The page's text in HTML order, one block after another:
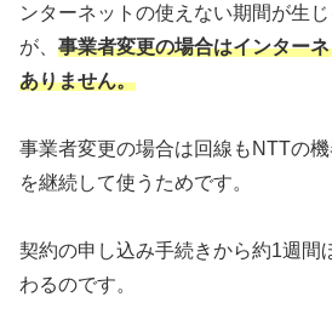
ンターネットの使えない期間が生
が、 事業者変更の場合はインター
ありません。
事業者変更の場合は回線もNTTの
を継続して使うためです。
契約の申し込み手続きから約1週間
わるのです。